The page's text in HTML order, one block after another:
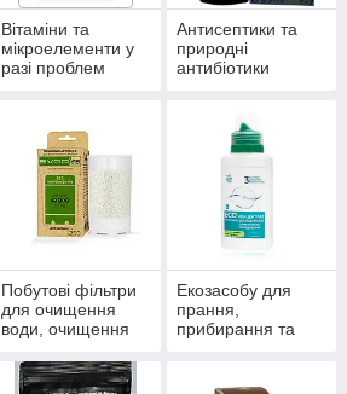
Вітаміни та
мікроелементи у
разі проблем
Антисептики та
природні
антибіотики
Побутові фільтри
для очищення
води, очищення
водопостачання й
опалення
Екозасобу для
прання,
прибирання та